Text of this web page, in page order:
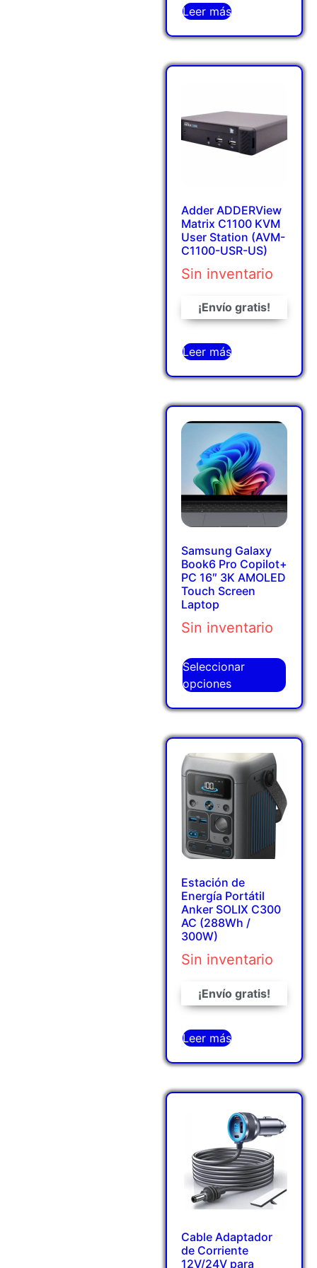
Leer más
Adder ADDERView
Matrix C1100 KVM
User Station (AVM-
C1100-USR-US)
Sin inventario
¡Envío gratis!
Leer más
Samsung Galaxy
Book6 Pro Copilot+
PC 16″ 3K AMOLED
Touch Screen
Laptop
Sin inventario
Seleccionar
opciones
Estación de
Energía Portátil
Anker SOLIX C300
AC (288Wh /
300W)
Sin inventario
¡Envío gratis!
Leer más
Cable Adaptador
de Corriente
12V/24V para